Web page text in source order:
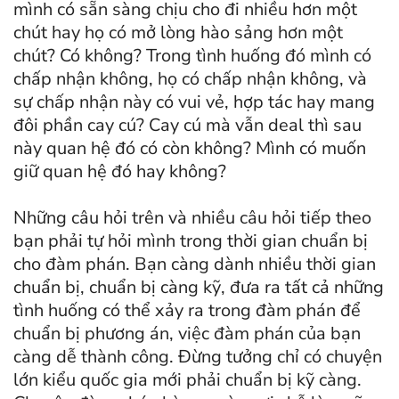
mình có sẵn sàng chịu cho đi nhiều hơn một
chút hay họ có mở lòng hào sảng hơn một
chút? Có không? Trong tình huống đó mình có
chấp nhận không, họ có chấp nhận không, và
sự chấp nhận này có vui vẻ, hợp tác hay mang
đôi phần cay cú? Cay cú mà vẫn deal thì sau
này quan hệ đó có còn không? Mình có muốn
giữ quan hệ đó hay không?
Những câu hỏi trên và nhiều câu hỏi tiếp theo
bạn phải tự hỏi mình trong thời gian chuẩn bị
cho đàm phán. Bạn càng dành nhiều thời gian
chuẩn bị, chuẩn bị càng kỹ, đưa ra tất cả những
tình huống có thể xảy ra trong đàm phán để
chuẩn bị phương án, việc đàm phán của bạn
càng dễ thành công. Đừng tưởng chỉ có chuyện
lớn kiểu quốc gia mới phải chuẩn bị kỹ càng.